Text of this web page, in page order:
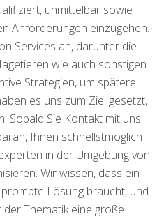
unmittelbar sowie
Anforderungen einzugehen.
Services an, darunter die
wie auch sonstigen
Strategien, um spätere
es uns zum Ziel gesetzt,
Sobald Sie Kontakt mit uns
Ihnen schnellstmöglich
in der Umgebung von
Wir wissen, dass ein
Lösung braucht, und
Thematik eine große